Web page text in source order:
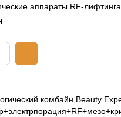
аппараты RF-лифтинга